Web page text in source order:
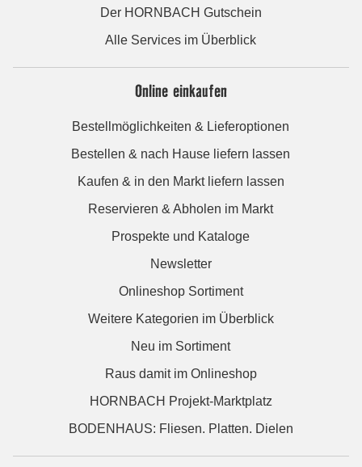
Der HORNBACH Gutschein
Alle Services im Überblick
Online einkaufen
Bestellmöglichkeiten & Lieferoptionen
Bestellen & nach Hause liefern lassen
Kaufen & in den Markt liefern lassen
Reservieren & Abholen im Markt
Prospekte und Kataloge
Newsletter
Onlineshop Sortiment
Weitere Kategorien im Überblick
Neu im Sortiment
Raus damit im Onlineshop
HORNBACH Projekt-Marktplatz
BODENHAUS: Fliesen. Platten. Dielen